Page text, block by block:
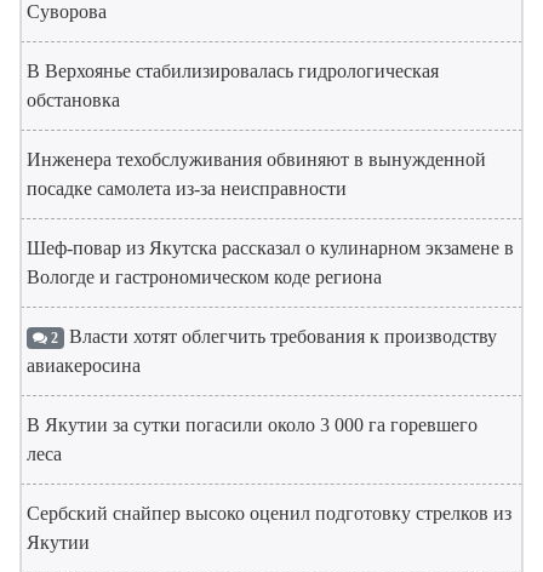
Суворова
В Верхоянье стабилизировалась гидрологическая
обстановка
Инженера техобслуживания обвиняют в вынужденной
посадке самолета из-за неисправности
Шеф-повар из Якутска рассказал о кулинарном экзамене в
Вологде и гастрономическом коде региона
2 Власти хотят облегчить требования к производству
авиакеросина
В Якутии за сутки погасили около 3 000 га горевшего
леса
Сербский снайпер высоко оценил подготовку стрелков из
Якутии